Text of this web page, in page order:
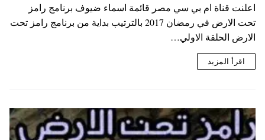
اعلنت قناة ام بي سي مصر قائمة اسماء ضيوف برنامج رامز
تحت الارض في رمضان 2017 بالترتيب بداية من برنامج رامز تحت
الارض الحلقة الاولي…
اقرأ المزيد